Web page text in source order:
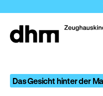
directly
the
Das Gesicht hinter der